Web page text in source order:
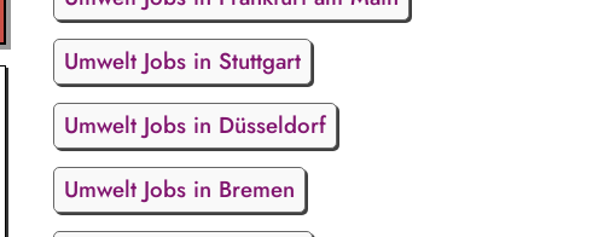
Umwelt Jobs in Stuttgart
Umwelt Jobs in Düsseldorf
Umwelt Jobs in Bremen